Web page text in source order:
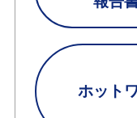
ホット